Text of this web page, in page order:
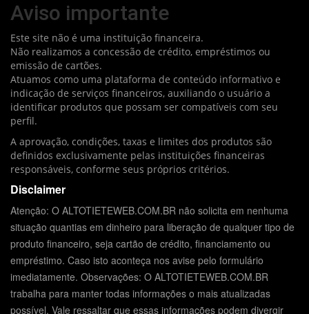
Aviso importante
Este site não é uma instituição financeira.
Não realizamos a concessão de crédito, empréstimos ou
emissão de cartões.
Atuamos como uma plataforma de conteúdo informativo e
indicação de serviços financeiros, auxiliando o usuário a
identificar produtos que possam ser compatíveis com seu
perfil.
A aprovação, condições, taxas e limites dos produtos são
definidos exclusivamente pelas instituições financeiras
responsáveis, conforme seus próprios critérios.
Disclaimer
Atenção: O ALTOTIETEWEB.COM.BR não solicita em nenhuma
situação quantias em dinheiro para liberação de qualquer tipo de
produto financeiro, seja cartão de crédito, financiamento ou
empréstimo. Caso isto aconteça nos avise pelo formulário
imediatamente. Observações: O ALTOTIETEWEB.COM.BR
trabalha para manter todas informações o mais atualizadas
possível. Vale ressaltar que essas informações podem divergir